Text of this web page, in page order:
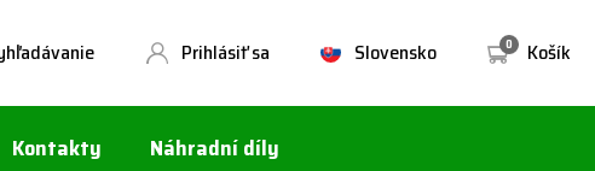
0 Košík
Slovensko
Prihlásiť sa
Kontakty Náhradní díly